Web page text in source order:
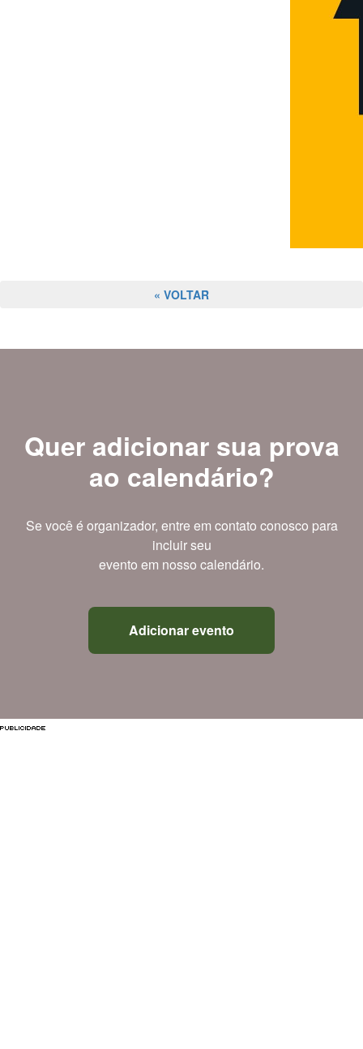
« VOLTAR
Quer adicionar sua prova
ao calendário?
Se você é organizador, entre em contato conosco para
incluir seu
evento em nosso calendário.
Adicionar evento